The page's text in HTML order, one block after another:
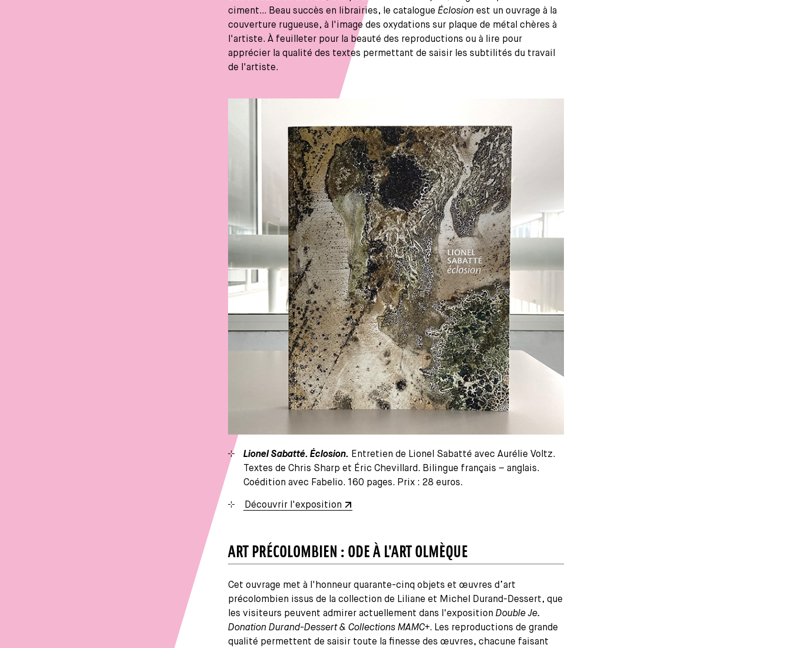
ciment… Beau succès en librairies, le catalogue Éclosion est un ouvrage à la
couverture rugueuse, à l'image des oxydations sur plaque de métal chères à
l'artiste. À feuilleter pour la beauté des reproductions ou à lire pour
apprécier la qualité des textes permettant de saisir les subtilités du travail
de l'artiste.
Lionel Sabatté. Éclosion. Entretien de Lionel Sabatté avec Aurélie Voltz.
Textes de Chris Sharp et Éric Chevillard. Bilingue français – anglais.
Coédition avec Fabelio. 160 pages. Prix : 28 euros.
Découvrir l'exposition
ART PRÉCOLOMBIEN : ODE À L'ART OLMÈQUE
Cet ouvrage met à l'honneur quarante-cinq objets et œuvres d’art
précolombien issus de la collection de Liliane et Michel Durand-Dessert, que
les visiteurs peuvent admirer actuellement dans l'exposition Double Je.
Donation Durand-Dessert & Collections MAMC+. Les reproductions de grande
qualité permettent de saisir toute la finesse des œuvres, chacune faisant